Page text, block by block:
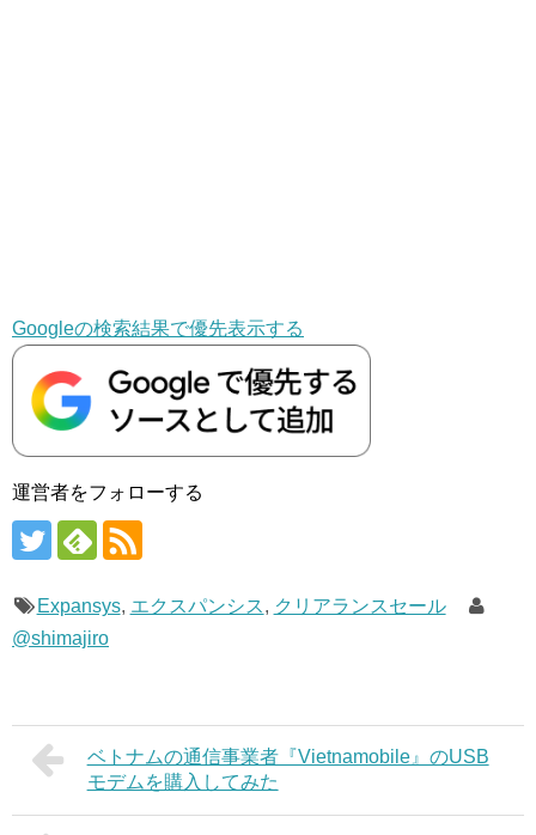
Googleの検索結果で優先表示する
運営者をフォローする
Expansys, エクスパンシス, クリアランスセール
@shimajiro
ベトナムの通信事業者『Vietnamobile』のUSB
モデムを購入してみた